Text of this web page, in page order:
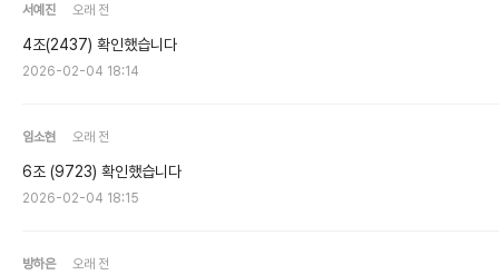
서예진 오래 전
4조(2437) 확인했습니다
2026-02-04 18:14
임소현 오래 전
6조 (9723) 확인했습니다
2026-02-04 18:15
방하은 오래 전